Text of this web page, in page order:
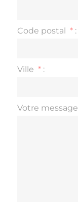
Code postal *:
Ville *:
Votre message